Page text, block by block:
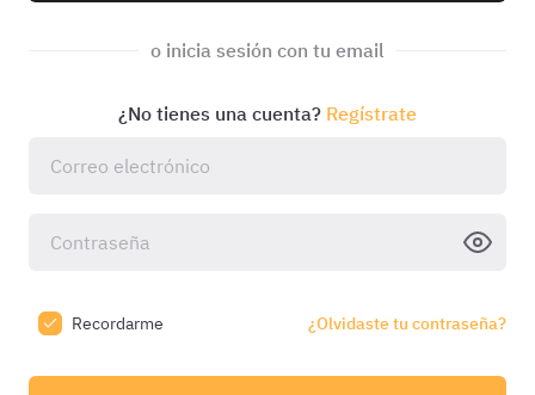
o inicia sesión con tu email
¿No tienes una cuenta? Regístrate
Recordarme ¿Olvidaste tu contraseña?